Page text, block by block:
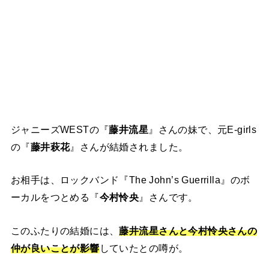
ジャニーズWESTの『藤井流星 』さんの妹で、元E-girls
の『藤井萩花』さんが結婚されました。
お相手は、ロックバンド『The John’s Guerrilla』のボ
ーカルをつとめる『今村怜央 』さんです。
このふたりの結婚には、藤井流星さんと今村怜央さんの
仲が良いことが影響していたとの噂が。